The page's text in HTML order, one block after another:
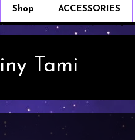
Shop ACCESSORIES
Tami